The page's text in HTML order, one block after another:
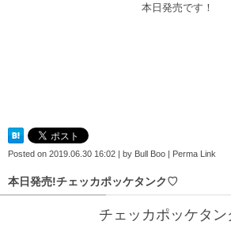
本日発売です！
Posted on 2019.06.30 16:02 | by Bull Boo | Perma Link
本日発売!チェッカポッケタンク♡
チェッカポッケタ